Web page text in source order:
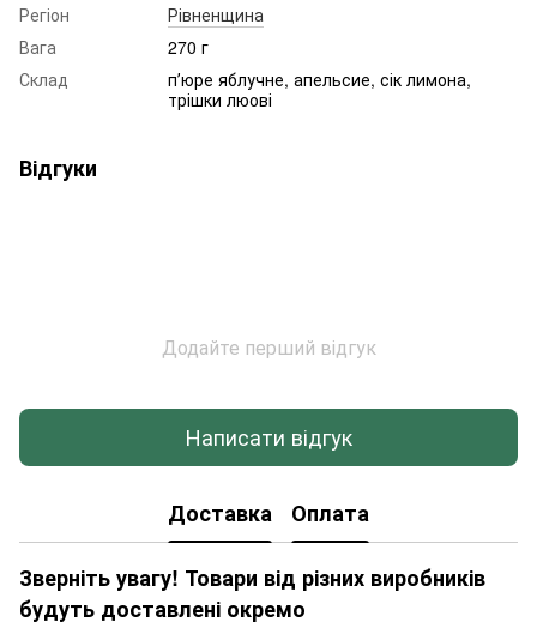
Регіон
Рівненщина
Вага
270 г
Склад
пʼюре яблучне, апельсие, сік лимона,
трішки люові
Відгуки
Додайте перший відгук
Написати відгук
Доставка Оплата
Зверніть увагу! Товари від різних виробників
будуть доставлені окремо